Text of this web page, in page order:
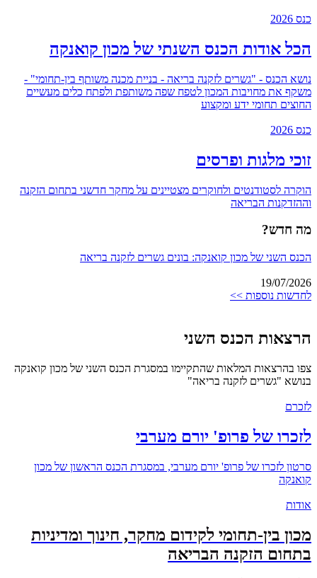
כנס 2026
הכל אודות הכנס השנתי של מכון קואנקה
נושא הכנס - "גשרים לזקנה בריאה - בניית מכנה משותף בין-תחומי" -
משקף את מחויבות המכון לטפח שפה משותפת ולפתח כלים מעשיים
החוצים תחומי ידע ומקצוע
כנס 2026
זוכי מלגות ופרסים
הוקרה לסטודנטים ולחוקרים מצטיינים על מחקר חדשני בתחום הזקנה
וההזדקנות הבריאה
מה חדש?
הכנס השני של מכון קואנקה: בונים גשרים לזקנה בריאה
19/07/2026
לחדשות נוספות >>
הרצאות הכנס השני
צפו בהרצאות המלאות שהתקיימו במסגרת הכנס השני של מכון קואנקה
בנושא "גשרים לזקנה בריאה"
לזכרם
לזכרו של פרופ' יורם מערבי
סרטון לזכרו של פרופ' יורם מערבי, במסגרת הכנס הראשון של מכון
קואנקה
אודות
מכון בין-תחומי לקידום מחקר, חינוך ומדיניות
בתחום הזקנה הבריאה